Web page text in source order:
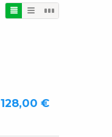
128,00 €